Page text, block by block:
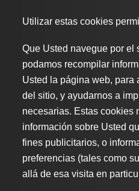
Utilizar estas cookies
Que Usted navegue por el
podamos recompilar
Usted la página web, para
del sitio, y ayudarnos a
necesarias. Estas cookies
información sobre Usted
fines publicitarios, o
preferencias (tales como
allá de esa visita en